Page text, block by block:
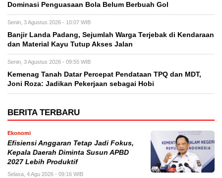
Dominasi Penguasaan Bola Belum Berbuah Gol
Senin, 3 Agustus 2026 - 10:07 WIB
Banjir Landa Padang, Sejumlah Warga Terjebak di Kendaraan
dan Material Kayu Tutup Akses Jalan
Senin, 3 Agustus 2026 - 09:55 WIB
Kemenag Tanah Datar Percepat Pendataan TPQ dan MDT,
Joni Roza: Jadikan Pekerjaan sebagai Hobi
BERITA TERBARU
Ekonomi
Efisiensi Anggaran Tetap Jadi Fokus,
Kepala Daerah Diminta Susun APBD
2027 Lebih Produktif
Selasa, 4 Agu 2026 - 09:16 WIB